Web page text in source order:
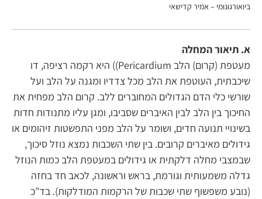
ביואורגונומי – אמיר קדישאי
א. תיאור המחלה
מעטפת (קרום) הלב Pericardium)) היא רקמה רציפה, דו
שיכבתית, העוטפת את הלב מכל צדדיו ומגנה על הלב ועל
שורשי כלי הדם הגדולים המחוברים ללב. קרום הלב מפחית את
החיכוך בין הלב לבין האיברים שסביבו, ומגן עליו מתנודות חדות
בשינויי תנועה חדים, ושומר על הלב מפני התפשטות זיהומים או
גידולים מאיברים קרובים. בין שתי השכבות נמצא נוזל סיכוך,
שבמצבי מחלה דלקתית או גידולים במעטפת הלב כמות הנוזל
גדלה משמעותית וגורמת, בראש וראשונה, לכאב חד בחזה
(נובע משפשוף שתי שכבות של הרקמות המודלקות). בד”כ